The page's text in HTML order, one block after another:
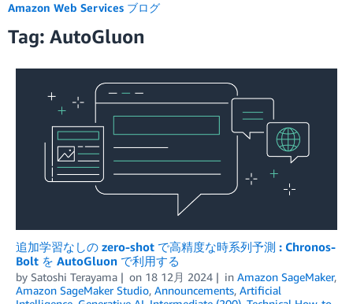
カテゴリ
エディション
Amazon Web Services ブログ
Tag: AutoGluon
追加学習なしの zero-shot で高精度な時系列予測 : Chronos-
Bolt を AutoGluon で利用する
by Satoshi Terayama on 18 12月 2024 in Amazon SageMaker,
Amazon SageMaker Studio, Announcements, Artificial